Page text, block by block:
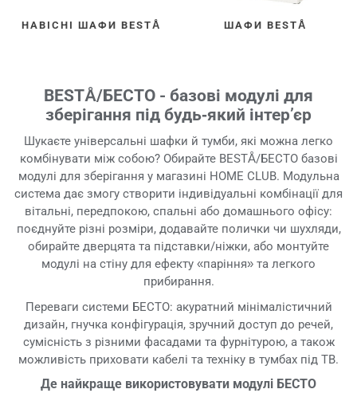
НАВІСНІ ШАФИ BESTÅ ШАФИ BESTÅ
BESTÅ/БЕСТО - базові модулі для
зберігання під будь‑який інтер’єр
Шукаєте універсальні шафки й тумби, які можна легко
комбінувати між собою? Обирайте BESTÅ/БЕСТО базові
модулі для зберігання у магазині HOME CLUB. Модульна
система дає змогу створити індивідуальні комбінації для
вітальні, передпокою, спальні або домашнього офісу:
поєднуйте різні розміри, додавайте полички чи шухляди,
обирайте дверцята та підставки/ніжки, або монтуйте
модулі на стіну для ефекту «паріння» та легкого
прибирання.
Переваги системи БЕСТО: акуратний мінімалістичний
дизайн, гнучка конфігурація, зручний доступ до речей,
сумісність з різними фасадами та фурнітурою, а також
можливість приховати кабелі та техніку в тумбах під ТВ.
Де найкраще використовувати модулі БЕСТО